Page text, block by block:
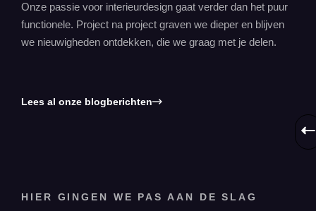
Onze passie voor interieurdesign gaat verder dan het puur
functionele. Project na project graven we dieper en blijven
we nieuwigheden ontdekken, die we graag met je delen.
Lees al onze blogberichten
HIER GINGEN WE PAS AAN DE SLAG